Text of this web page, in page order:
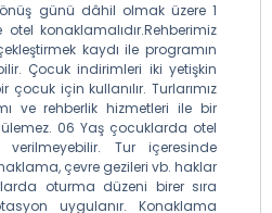
günü dâhil olmak üzere 1
konaklamalıdır.Rehberimiz
kaydı ile programın
Çocuk indirimleri iki yetişkin
çocuk için kullanılır. Turlarımız
ve rehberlik hizmetleri ile bir
06 Yaş çocuklarda otel
Tur içeresinde
çevre gezileri vb. haklar
oturma düzeni birer sıra
uygulanır. Konaklama